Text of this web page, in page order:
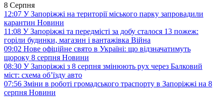
8 Серпня
12:07 У Запоріжжі на території міського парку запровадили
карантин Новини
11:08 У Запоріжжі та передмісті за добу сталося 13 пожеж:
горіли будинки, магазин і вантажівка Війна
09:02 Нове офіційне свято в Україні: що відзначатимуть
щороку 8 серпня Новини
08:30 У Запоріжжі з 8 серпня змінюють рух через Балковий
міст: схема об’їзду авто
07:56 Зміни в роботі громадського траспорту в Запоріжжі на 8
серпня Новини